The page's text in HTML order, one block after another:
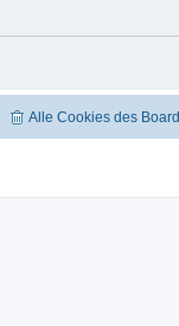
Alle Cookies des